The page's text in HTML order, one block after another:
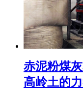
赤泥粉煤
高岭土的